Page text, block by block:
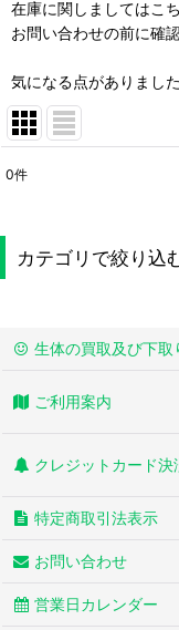
在庫に関しましてはこ
お問い合わせの前に確
気になる点がありまし
並び順:
0件
カテゴリで絞り込
ボールパイソン
コーンスネーク
カーペットパイソン
キングスネーク
パイソン
生体の買取及び下取
ご利用案内
クレジットカード決
特定商取引法表示
お問い合わせ
営業日カレンダー